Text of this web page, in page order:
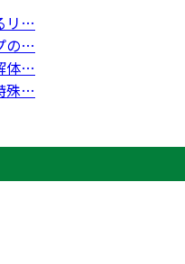
リ…
の…
体…
殊…